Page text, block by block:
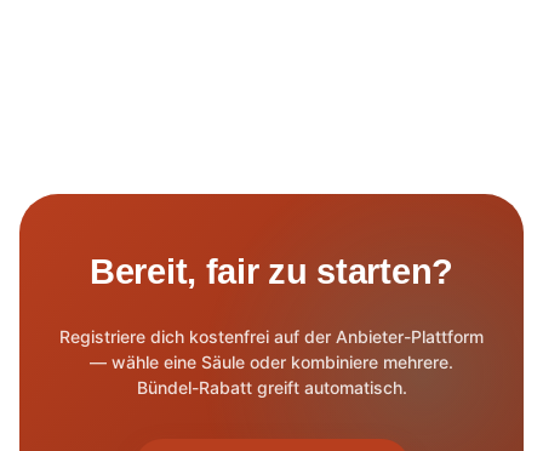
Bereit, fair zu starten?
Registriere dich kostenfrei auf der Anbieter-Plattform
— wähle eine Säule oder kombiniere mehrere.
Bündel-Rabatt greift automatisch.